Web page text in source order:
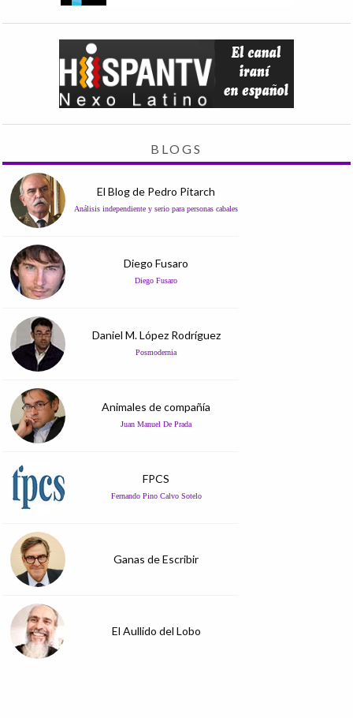
BLOGS
El Blog de Pedro Pitarch
Análisis independiente y serio para personas cabales
Diego Fusaro
Diego Fusaro
Daniel M. López Rodríguez
Posmodernia
Animales de compañía
Juan Manuel De Prada
FPCS
Fernando Pino Calvo Sotelo
Ganas de Escribir
El Aullido del Lobo